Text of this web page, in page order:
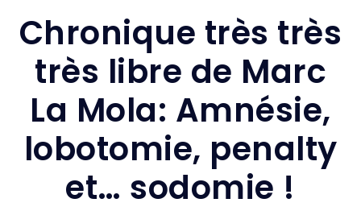
Chronique très très
très libre de Marc
La Mola: Amnésie,
lobotomie, penalty
et… sodomie !